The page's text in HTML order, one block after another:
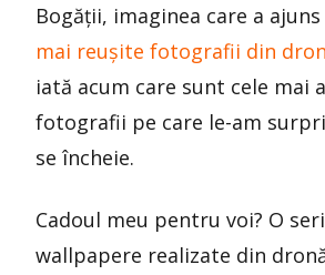
Bogății, imaginea care a
mai reușite fotografii din
iată acum care sunt cele mai
fotografii pe care le-am
se încheie.
Cadoul meu pentru voi? O
wallpapere realizate din